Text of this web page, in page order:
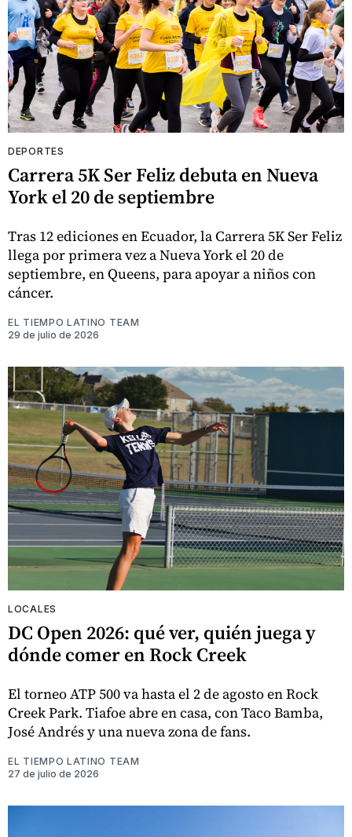
DEPORTES
Carrera 5K Ser Feliz debuta en Nueva
York el 20 de septiembre
Tras 12 ediciones en Ecuador, la Carrera 5K Ser Feliz
llega por primera vez a Nueva York el 20 de
septiembre, en Queens, para apoyar a niños con
cáncer.
EL TIEMPO LATINO TEAM
29 de julio de 2026
LOCALES
DC Open 2026: qué ver, quién juega y
dónde comer en Rock Creek
El torneo ATP 500 va hasta el 2 de agosto en Rock
Creek Park. Tiafoe abre en casa, con Taco Bamba,
José Andrés y una nueva zona de fans.
EL TIEMPO LATINO TEAM
27 de julio de 2026